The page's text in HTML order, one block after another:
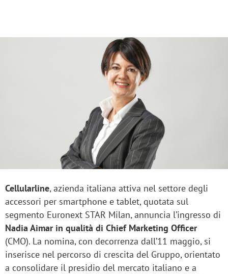
Cellularline, azienda italiana attiva nel settore degli
accessori per smartphone e tablet, quotata sul
segmento Euronext STAR Milan, annuncia l’ingresso di
Nadia Aimar in qualità di Chief Marketing Officer
(CMO). La nomina, con decorrenza dall’11 maggio, si
inserisce nel percorso di crescita del Gruppo, orientato
a consolidare il presidio del mercato italiano e a